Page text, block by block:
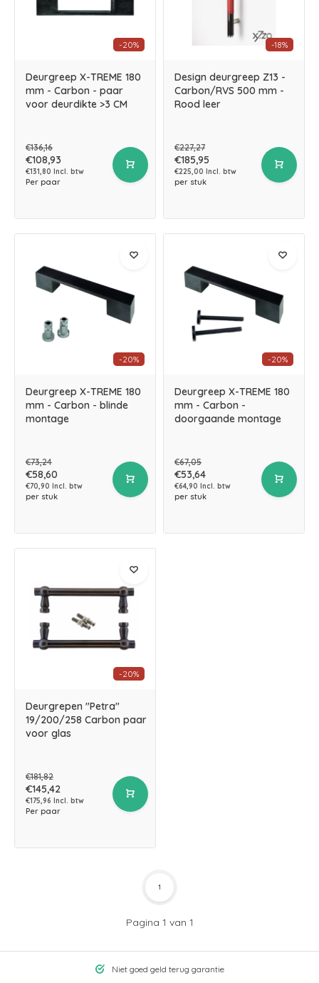
-20%
Deurgreep X-TREME 180
mm - Carbon - paar
voor deurdikte >3 CM
€136,16
€108,93
€131,80 Incl. btw
Per paar
-18%
Design deurgreep Z13 -
Carbon/RVS 500 mm -
Rood leer
€227,27
€185,95
€225,00 Incl. btw
per stuk
-20%
Deurgreep X-TREME 180
mm - Carbon - blinde
montage
€73,24
€58,60
€70,90 Incl. btw
per stuk
-20%
Deurgreep X-TREME 180
mm - Carbon -
doorgaande montage
€67,05
€53,64
€64,90 Incl. btw
per stuk
-20%
Deurgrepen "Petra"
19/200/258 Carbon paar
voor glas
€181,82
€145,42
€175,96 Incl. btw
Per paar
Pagina 1 van 1
1
Niet goed geld terug garantie